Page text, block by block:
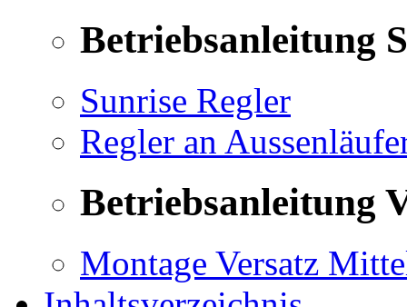
Betriebsanleitung
Sunrise Regler
Regler an
Betriebsanleitung
Montage Versatz